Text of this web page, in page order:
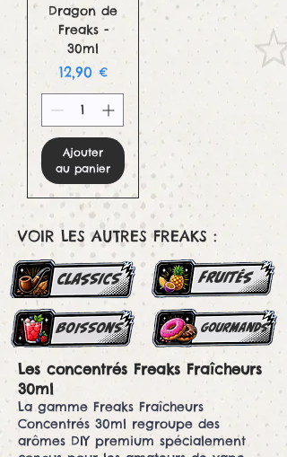
Dragon de
Freaks -
30ml
Prix
12,90 €
Ajouter
au panier
Les concentrés Freaks Fraîcheurs
30ml
La gamme Freaks Fraîcheurs
Concentrés 30ml regroupe des
arômes DIY premium spécialement
VOIR LES AUTRES FREAKS :
classics FRUITés
boissons gourmands